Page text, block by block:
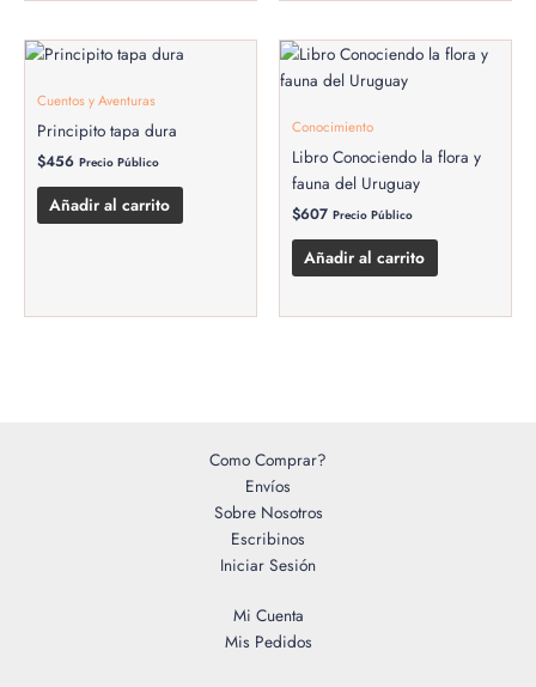
Cuentos y Aventuras
Principito tapa dura
$456 Precio Público
Añadir al carrito
Conocimiento
Libro Conociendo la flora y
fauna del Uruguay
$607 Precio Público
Añadir al carrito
Como Comprar?
Envíos
Sobre Nosotros
Escribinos
Iniciar Sesión
Mi Cuenta
Mis Pedidos